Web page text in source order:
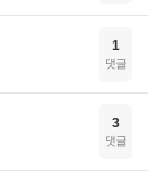
1
댓글
3
댓글